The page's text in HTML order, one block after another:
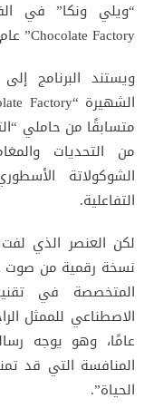
Chocolate Factory” عام 1971.
ويستند البرنامج
متسابقًا من حاملي
من التحديات
الشوكولاتة
التفاعلية.
لكن العنصر الذي
المتخصصة في
عامًا، وهو يوجه
المنافسة التي قد
الحياة”.